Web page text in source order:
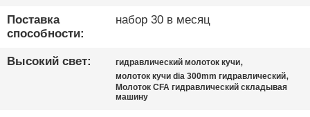
ТЕПЕРЬ
ГОВОРИТЕ
Поставка
способности:
набор 30 в месяц
Высокий свет: гидравлический молоток кучи,
молоток кучи dia 300mm гидравлический,
Молоток CFA гидравлический складывая
машину